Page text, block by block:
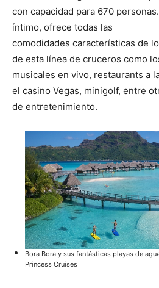
con capacidad para 670
íntimo, ofrece todas las
comodidades características de
de esta línea de cruceros como
musicales en vivo, restaurants a
el casino Vegas, minigolf, entre
de entretenimiento.
Bora Bora y sus fantásticas playas de
Princess Cruises